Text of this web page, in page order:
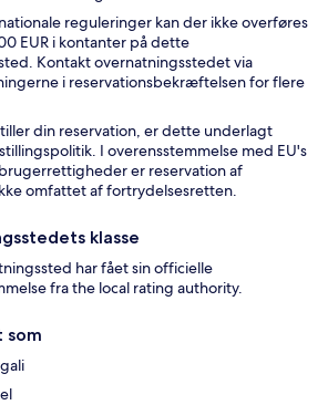
reguleringer kan der ikke overføres
EUR i kontanter på dette
Kontakt overnatningsstedet via
i reservationsbekræftelsen for flere
din reservation, er dette underlagt
I overensstemmelse med EU's
er reservation af
omfattet af fortrydelsesretten.
klasse
har fået sin officielle
fra the local rating authority.
som